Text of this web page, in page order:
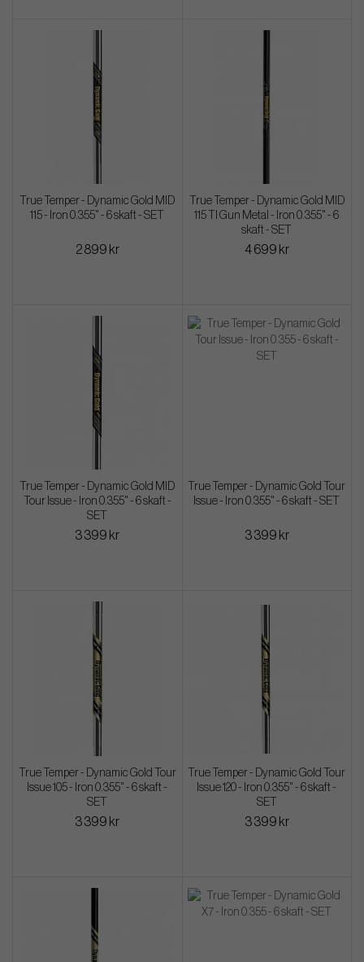
True Temper - Dynamic Gold MID
115 - Iron 0.355" - 6 skaft - SET
2 899 kr
True Temper - Dynamic Gold MID
115 TI Gun Metal - Iron 0.355" - 6
skaft - SET
4 699 kr
True Temper - Dynamic Gold MID
Tour Issue - Iron 0.355" - 6 skaft -
SET
3 399 kr
True Temper - Dynamic Gold Tour
Issue - Iron 0.355" - 6 skaft - SET
3 399 kr
True Temper - Dynamic Gold Tour
Issue 105 - Iron 0.355" - 6 skaft -
SET
3 399 kr
True Temper - Dynamic Gold Tour
Issue 120 - Iron 0.355" - 6 skaft -
SET
3 399 kr